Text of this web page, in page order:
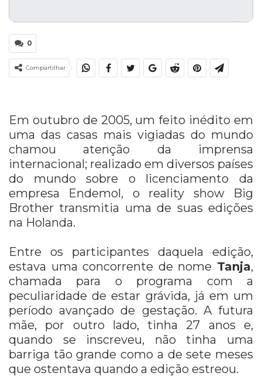
0
Compartilhar
Em outubro de 2005, um feito inédito em
uma das casas mais vigiadas do mundo
chamou atenção da imprensa
internacional; realizado em diversos países
do mundo sobre o licenciamento da
empresa Endemol, o reality show Big
Brother transmitia uma de suas edições
na Holanda.
Entre os participantes daquela edição,
estava uma concorrente de nome Tanja,
chamada para o programa com a
peculiaridade de estar grávida, já em um
período avançado de gestação. A futura
mãe, por outro lado, tinha 27 anos e,
quando se inscreveu, não tinha uma
barriga tão grande como a de sete meses
que ostentava quando a edição estreou.